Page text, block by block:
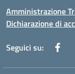
Amministrazione
Dichiarazione di
Seguici su: